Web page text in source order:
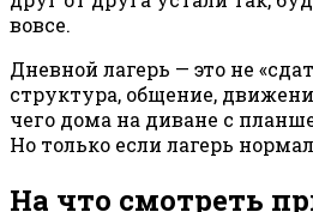
вовсе.
Дневной лагерь — это не
структура, общение,
чего дома на диване с
Но только если лагерь
На что смотреть